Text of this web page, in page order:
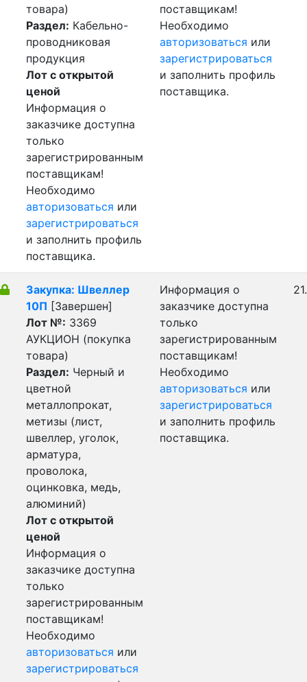
товара)
Раздел: Кабельно-
проводниковая
продукция
Лот с открытой
ценой
Информация о
заказчике доступна
только
зарегистрированным
поставщикам!
Необходимо
авторизоваться или
зарегистрироваться
и заполнить профиль
поставщика.
поставщикам!
Необходимо
авторизоваться или
зарегистрироваться
и заполнить профиль
поставщика.
Закупка: Швеллер
10П [Завершен]
Лот №: 3369
АУКЦИОН (покупка
товара)
Раздел: Черный и
цветной
металлопрокат,
метизы (лист,
швеллер, уголок,
арматура,
проволока,
оцинковка, медь,
алюминий)
Лот с открытой
ценой
Информация о
заказчике доступна
только
зарегистрированным
поставщикам!
Необходимо
авторизоваться или
зарегистрироваться
Информация о
заказчике доступна
только
зарегистрированным
поставщикам!
Необходимо
авторизоваться или
зарегистрироваться
и заполнить профиль
поставщика.